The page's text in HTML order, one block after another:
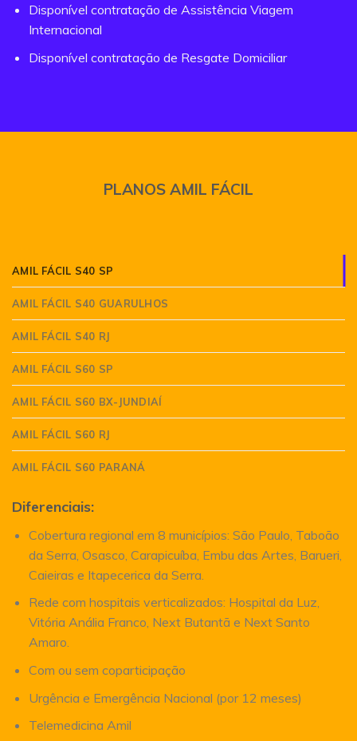
Disponível contratação de Assistência Viagem
Internacional
Disponível contratação de Resgate Domiciliar
PLANOS AMIL FÁCIL
AMIL FÁCIL S40 SP
AMIL FÁCIL S40 GUARULHOS
AMIL FÁCIL S40 RJ
AMIL FÁCIL S60 SP
AMIL FÁCIL S60 BX-JUNDIAÍ
AMIL FÁCIL S60 RJ
AMIL FÁCIL S60 PARANÁ
Diferenciais:
Cobertura regional em 8 municípios: São Paulo, Taboão
da Serra, Osasco, Carapicuíba, Embu das Artes, Barueri,
Caieiras e Itapecerica da Serra.
Rede com hospitais verticalizados: Hospital da Luz,
Vitória Anália Franco, Next Butantã e Next Santo
Amaro.
Com ou sem coparticipação
Urgência e Emergência Nacional (por 12 meses)
Telemedicina Amil